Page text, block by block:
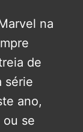
na
de
série
ano,
se